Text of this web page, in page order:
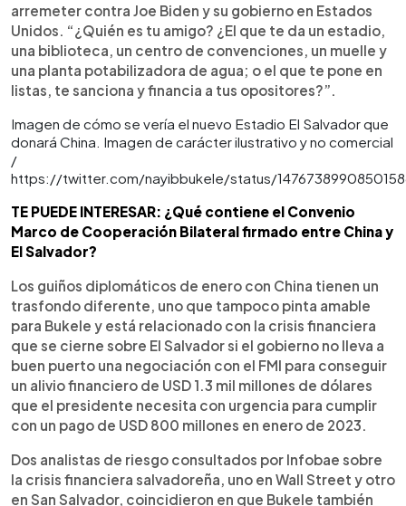
arremeter contra Joe Biden y su gobierno en Estados
Unidos. “¿Quién es tu amigo? ¿El que te da un estadio,
una biblioteca, un centro de convenciones, un muelle y
una planta potabilizadora de agua; o el que te pone en
listas, te sanciona y financia a tus opositores?”.
Imagen de cómo se vería el nuevo Estadio El Salvador que
donará China. Imagen de carácter ilustrativo y no comercial
/
https://twitter.com/nayibbukele/status/
TE PUEDE INTERESAR: ¿Qué contiene el Convenio
Marco de Cooperación Bilateral firmado entre China y
El Salvador?
Los guiños diplomáticos de enero con China tienen un
trasfondo diferente, uno que tampoco pinta amable
para Bukele y está relacionado con la crisis financiera
que se cierne sobre El Salvador si el gobierno no lleva a
buen puerto una negociación con el FMI para conseguir
un alivio financiero de USD 1.3 mil millones de dólares
que el presidente necesita con urgencia para cumplir
con un pago de USD 800 millones en enero de 2023.
Dos analistas de riesgo consultados por Infobae sobre
la crisis financiera salvadoreña, uno en Wall Street y otro
en San Salvador, coincidieron en que Bukele también